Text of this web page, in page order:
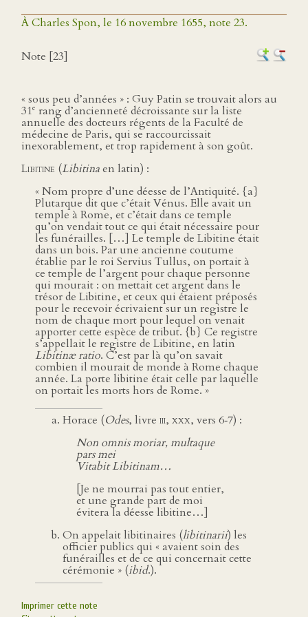
À Charles Spon, le 16 novembre 1655, note 23.
Note [23]
« sous peu d’années » : Guy Patin se trouvait alors au
31e rang d’ancienneté décroissante sur la liste
annuelle des docteurs régents de la Faculté de
médecine de Paris, qui se raccourcissait
inexorablement, et trop rapidement à son goût.
Libitine (Libitinaen latin) :
« Nom propre d’une déesse de l’Antiquité. {a}
Plutarque dit que c’était Vénus. Elle avait un
temple à Rome, et c’était dans ce temple
qu’on vendait tout ce qui était nécessaire pour
les funérailles. […] Le temple de Libitine était
dans un bois. Par une ancienne coutume
établie par le roi Servius Tullus, on portait à
ce temple de l’argent pour chaque personne
qui mourait : on mettait cet argent dans le
trésor de Libitine, et ceux qui étaient préposés
pour le recevoir écrivaient sur un registre le
nom de chaque mort pour lequel on venait
apporter cette espèce de tribut. {b} Ce registre
s’appellait le registre de Libitine, en latin
Libitinæ ratio. C’est par là qu’on savait
combien il mourait de monde à Rome chaque
année. La porte libitine était celle par laquelle
on portait les morts hors de Rome. »
Horace (Odes, livre iii, xxx, vers 6‑7) :
Non omnis moriar, multaque
pars mei
Vitabit Libitinam…
[Je ne mourrai pas tout entier,
et une grande part de moi
évitera la déesse libitine…]
On appelait libitinaires (libitinarii) les
officier publics qui « avaient soin des
funérailles et de ce qui concernait cette
cérémonie » (ibid.).
Imprimer cette note